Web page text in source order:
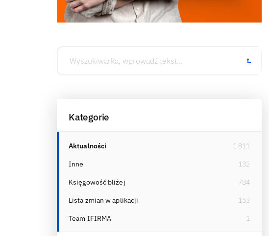
Kategorie
Aktualności 1 811
Inne 132
Księgowość bliżej 784
Lista zmian w aplikacji 153
Team IFIRMA 1